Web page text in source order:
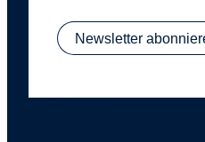
Newsletter